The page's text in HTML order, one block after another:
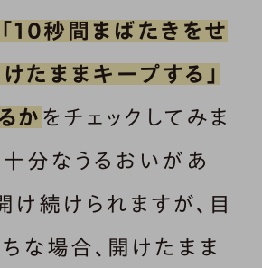
「10秒間まばたきをせ
たままキープする」
か をチェックしてみま
十分なうるおいがあ
け続けられますが、目
な場合、開けたまま